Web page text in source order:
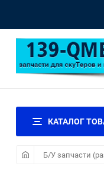
КАТАЛОГ
Б/У запчасти